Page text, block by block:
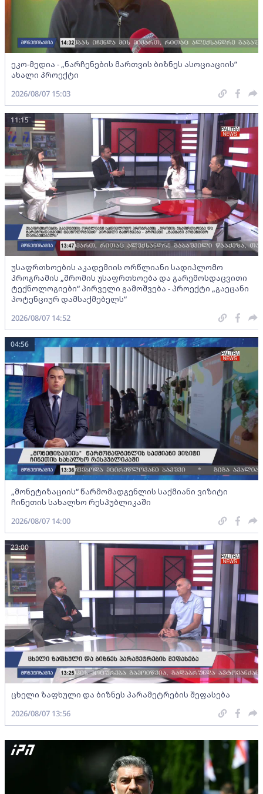
ეკო-მედია - „ნარჩენების მართვის ბიზნეს ასოციაციის”
ახალი პროექტი
2026/08/07 15:03
უსაფრთხოების აკადემიის ორწლიანი სადიპლომო
პროგრამის „შრომის უსაფრთხოება და გარემოსდაცვითი
ტექნოლოგიები“ პირველი გამოშვება - პროექტი „გაეცანი
პოტენციურ დამსაქმებელს“
11:15
2026/08/07 14:52
„მონეტიზაციის“ წარმომადგენლის საქმიანი ვიზიტი
ჩინეთის სახალხო რესპუბლიკაში
04:56
2026/08/07 14:00
ცხელი ზაფხული და ბიზნეს პარამეტრების შეფასება
23:00
2026/08/07 13:56